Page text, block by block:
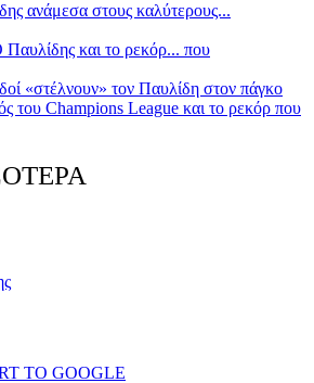
ανάμεσα στους καλύτερους...
Παυλίδης και το ρεκόρ... που
«στέλνουν» τον Παυλίδη στον πάγκο
του Champions League και το ρεκόρ που
TO GOOGLE